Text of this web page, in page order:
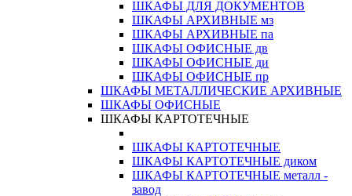
ШКАФЫ ДЛЯ ДОКУМЕНТОВ
ШКАФЫ АРХИВНЫЕ мз
ШКАФЫ АРХИВНЫЕ па
ШКАФЫ ОФИСНЫЕ дв
ШКАФЫ ОФИСНЫЕ ди
ШКАФЫ ОФИСНЫЕ пр
ШКАФЫ МЕТАЛЛИЧЕСКИЕ АРХИВНЫЕ
ШКАФЫ ОФИСНЫЕ
ШКАФЫ КАРТОТЕЧНЫЕ
ШКАФЫ КАРТОТЕЧНЫЕ
ШКАФЫ КАРТОТЕЧНЫЕ диком
ШКАФЫ КАРТОТЕЧНЫЕ металл -
завод